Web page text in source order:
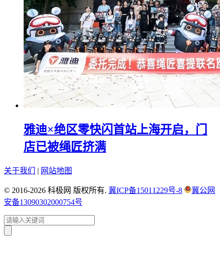
雅迪×绝区零快闪首站上海开启，门
店已被绳匠挤满
关于我们 | 网站地图
© 2016-2026 科极网 版权所有. 冀ICP备15011229号-8
冀公网
安备13090302000754号